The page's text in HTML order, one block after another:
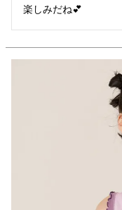
楽しみだね💕